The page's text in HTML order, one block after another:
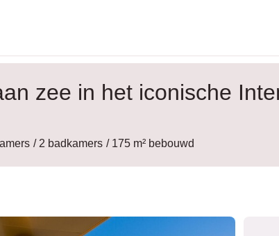
zee in het iconische
/ 2 badkamers / 175 m² bebouwd